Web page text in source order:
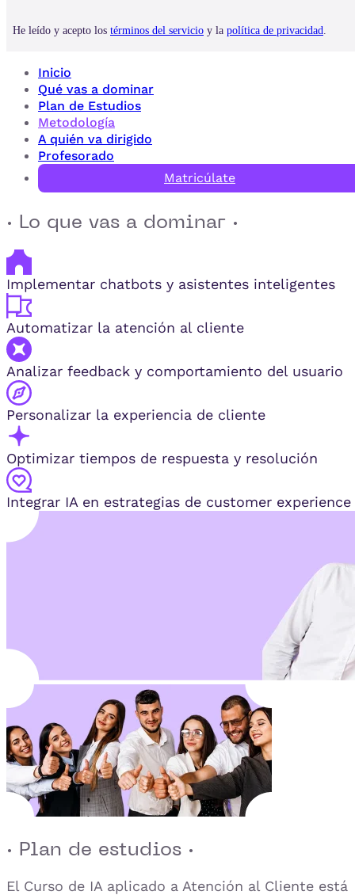
Inicio
Qué vas a dominar
Plan de Estudios
Metodología
A quién va dirigido
Profesorado
Matricúlate
· Lo que vas a dominar ·
Implementar chatbots y asistentes inteligentes
Automatizar la atención al cliente
Analizar feedback y comportamiento del usuario
Personalizar la experiencia de cliente
Optimizar tiempos de respuesta y resolución
Integrar IA en estrategias de customer experience
· Plan de estudios ·
El Curso de IA aplicado a Atención al Cliente está